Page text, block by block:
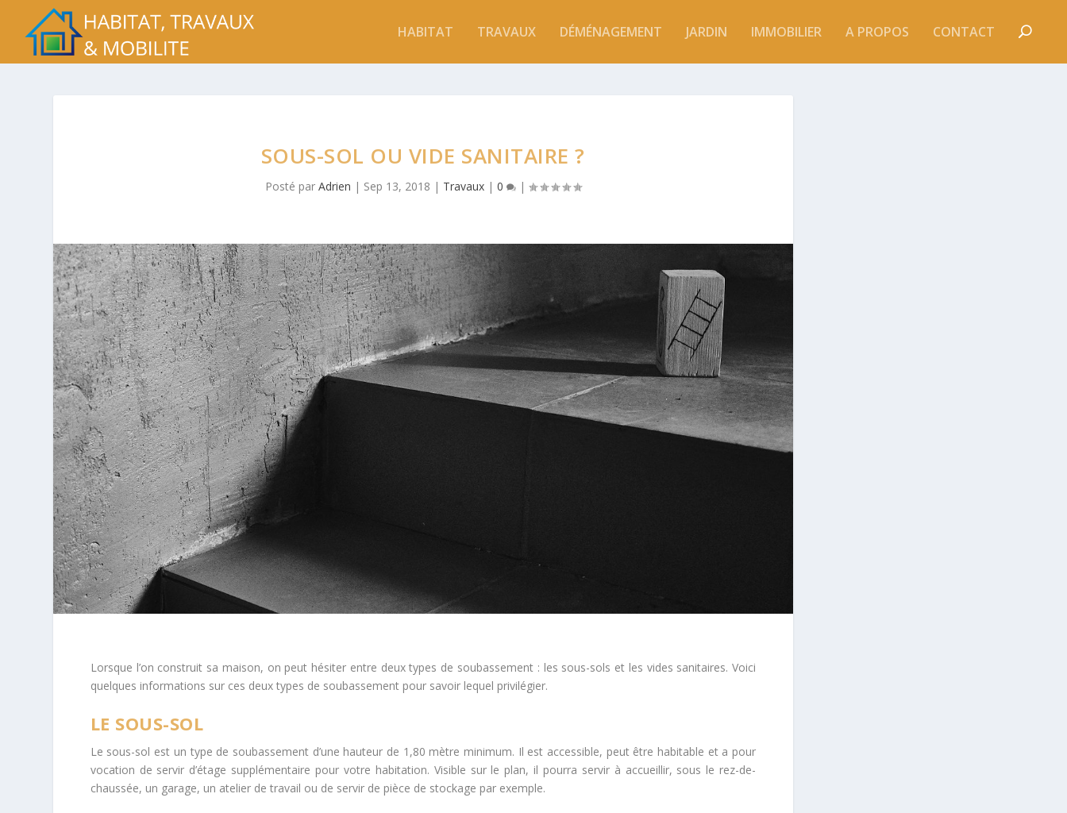
HABITAT TRAVAUX DÉMÉNAGEMENT JARDIN IMMOBILIER A PROPOS CONTACT
SOUS-SOL OU VIDE SANITAIRE ?
Posté par Adrien | Sep 13, 2018 | Travaux| 0 |
Lorsque l’on construit sa maison, on peut hésiter entre deux types de soubassement : les sous-sols et les vides sanitaires. Voici
quelques informations sur ces deux types de soubassement pour savoir lequel privilégier.
LE SOUS-SOL
Le sous-sol est un type de soubassement d’une hauteur de 1,80 mètre minimum. Il est accessible, peut être habitable et a pour
vocation de servir d’étage supplémentaire pour votre habitation. Visible sur le plan, il pourra servir à accueillir, sous le rez-de-
chaussée, un garage, un atelier de travail ou de servir de pièce de stockage par exemple.